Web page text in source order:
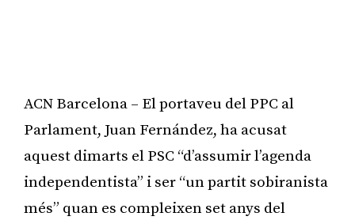
ACN Barcelona – El portaveu del PPC al
Parlament, Juan Fernández, ha acusat
aquest dimarts el PSC “d’assumir l’agenda
independentista” i ser “un partit sobiranista
més” quan es compleixen set anys del